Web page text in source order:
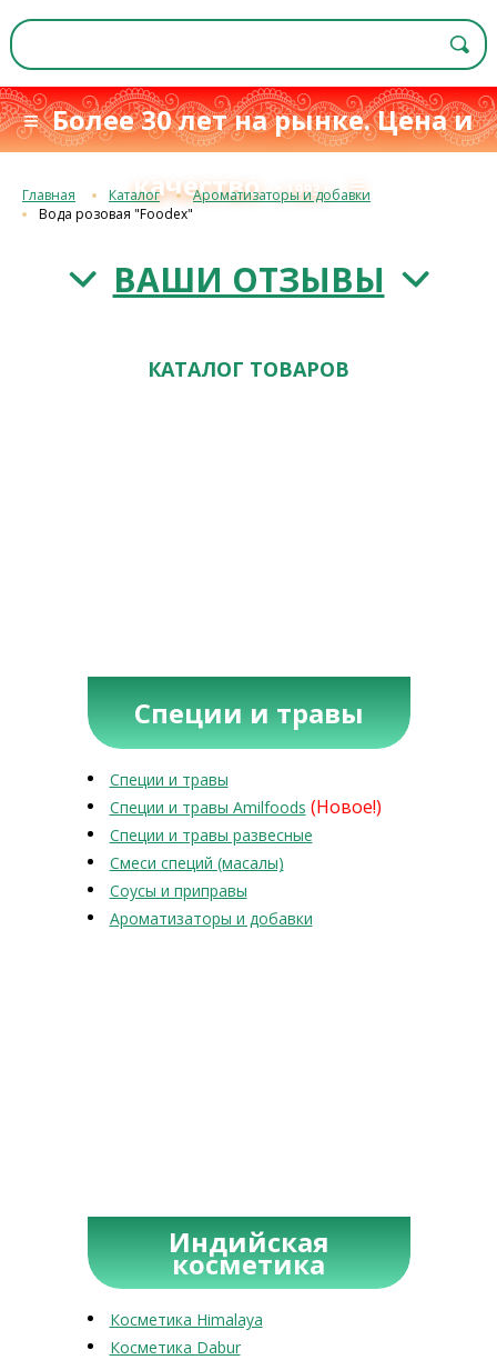
≡ Более 30 лет на рынке. Цена и
качествос 1993 г.≡
Главная Каталог
Ароматизаторы и добавки
Вода розовая "Foodex"
ВАШИ ОТЗЫВЫ
КАТАЛОГ ТОВАРОВ
Специи и травы
Специи и травы
Специи и травы Amilfoods (Новое!)
Специи и травы развесные
Смеси специй (масалы)
Соусы и приправы
Ароматизаторы и добавки
Индийская
косметика
Косметика Himalaya
Косметика Dabur